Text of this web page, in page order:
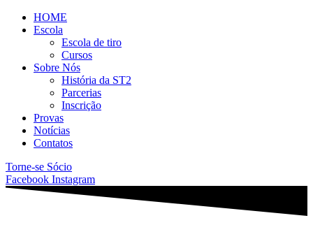
HOME
Escola
Escola de tiro
Cursos
Sobre Nós
História da ST2
Parcerias
Inscrição
Provas
Notícias
Contatos
Torne-se Sócio
Facebook Instagram